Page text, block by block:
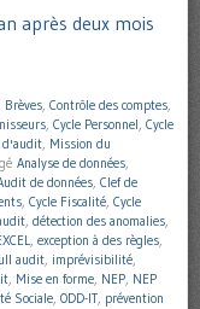
après deux mois
Brèves, Contrôle des comptes,
, Cycle Personnel, Cycle
d'audit, Mission du
Analyse de données,
de données, Clef de
, Cycle Fiscalité, Cycle
, détection des anomalies,
, exception à des règles,
audit, imprévisibilité,
, Mise en forme, NEP, NEP
Sociale, ODD-IT, prévention